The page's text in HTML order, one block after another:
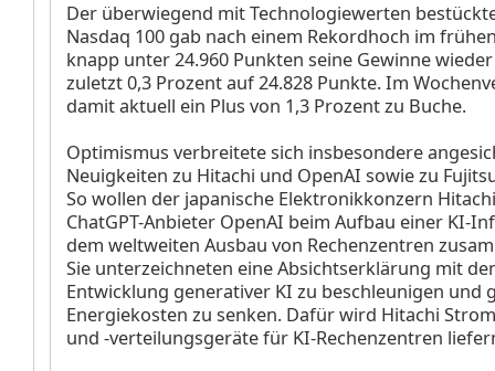
Der überwiegend mit Technologiewerten
Nasdaq 100 gab nach einem Rekordhoch im
knapp unter 24.960 Punkten seine Gewinne
zuletzt 0,3 Prozent auf 24.828 Punkte. Im
damit aktuell ein Plus von 1,3 Prozent zu Buche.
Optimismus verbreitete sich insbesondere
Neuigkeiten zu Hitachi und OpenAI sowie zu
So wollen der japanische Elektronikkonzern
ChatGPT-Anbieter OpenAI beim Aufbau einer KI-
dem weltweiten Ausbau von Rechenzentren
Sie unterzeichneten eine Absichtserklärung mit
Entwicklung generativer KI zu beschleunigen und
Energiekosten zu senken. Dafür wird Hitachi
und -verteilungsgeräte für KI-Rechenzentren